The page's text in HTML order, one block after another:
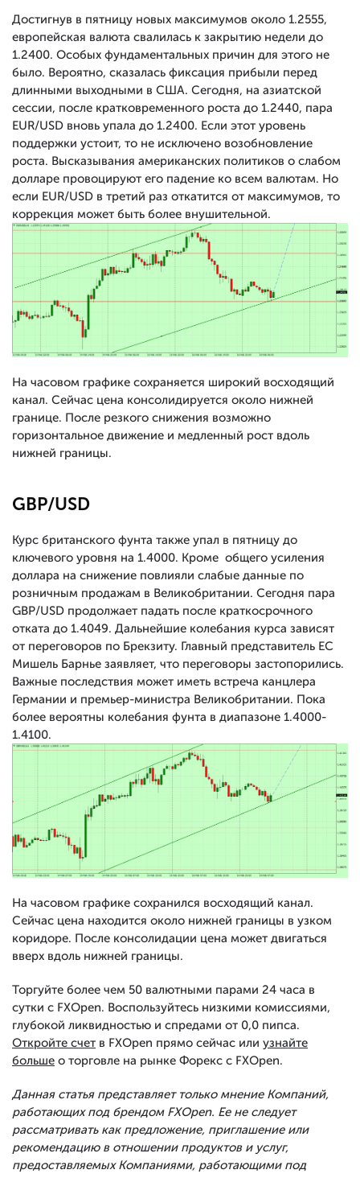
Достигнув в пятницу новых максимумов около 1.2555,
европейская валюта свалилась к закрытию недели до
1.2400. Особых фундаментальных причин для этого не
было. Вероятно, сказалась фиксация прибыли перед
длинными выходными в США. Сегодня, на азиатской
сессии, после кратковременного роста до 1.2440, пара
EUR/USD вновь упала до 1.2400. Если этот уровень
поддержки устоит, то не исключено возобновление
роста. Высказывания американских политиков о слабом
долларе провоцируют его падение ко всем валютам. Но
если EUR/USD в третий раз откатится от максимумов, то
коррекция может быть более внушительной.
На часовом графике сохраняется широкий восходящий
канал. Сейчас цена консолидируется около нижней
границе. После резкого снижения возможно
горизонтальное движение и медленный рост вдоль
нижней границы.
GBP/USD
Курс британского фунта также упал в пятницу до
ключевого уровня на 1.4000. Кроме общего усиления
доллара на снижение повлияли слабые данные по
розничным продажам в Великобритании. Сегодня пара
GBP/USD продолжает падать после краткосрочного
отката до 1.4049. Дальнейшие колебания курса зависят
от переговоров по Брекзиту. Главный представитель ЕС
Мишель Барнье заявляет, что переговоры застопорились.
Важные последствия может иметь встреча канцлера
Германии и премьер-министра Великобритании. Пока
более вероятны колебания фунта в диапазоне 1.4000-
1.4100.
На часовом графике сохранился восходящий канал.
Сейчас цена находится около нижней границы в узком
коридоре. После консолидации цена может двигаться
вверх вдоль нижней границы.
Торгуйте более чем 50 валютными парами 24 часа в
сутки с FXOpen. Воспользуйтесь низкими комиссиями,
глубокой ликвидностью и спредами от 0,0 пипса.
Откройте счет в FXOpen прямо сейчас или узнайте
больше о торговле на рынке Форекс с FXOpen.
Данная статья представляет только мнение Компаний,
работающих под брендом FXOpen. Ее не следует
рассматривать как предложение, приглашение или
рекомендацию в отношении продуктов и услуг,
предоставляемых Компаниями, работающими под